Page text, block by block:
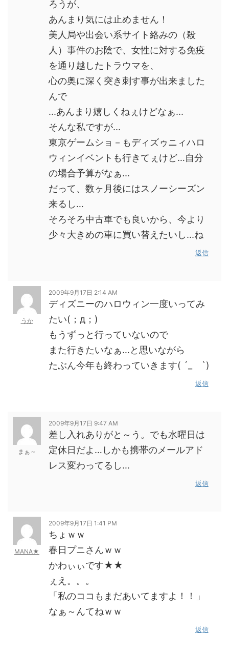
ろうが、
あんまり気には止めません！
美人局や出会い系サイト絡みの（殺
人）事件のお陰で、女性に対する免疫
を通り越したトラウマを、
心の奥に深く突き刺す事が出来ました
んで
...あんまり嬉しくねぇけどなぁ...
そんな私ですが...
東京ゲームショ－もディズゥニィハロ
ウィンイベントも行きてぇけど…自分
の場合予算がなぁ...
だって、数ヶ月後にはスノーシーズン
来るし…
そろそろ中古車でも良いから、今より
少々大きめの車に買い替えたいし...ね
返信
うか
2009年9月17日 2:14 AM
ディズニーのハロウィン一度いってみ
たい(；д；)
もうずっと行っていないので
また行きたいなぁ…と思いながら
たぶん今年も終わっていきます( ´_ゝ`)
返信
まぁ～
2009年9月17日 9:47 AM
差し入れありがと～う。でも水曜日は
定休日だよ…しかも携帯のメールアド
レス変わってるし…
返信
MANA★
2009年9月17日 1:41 PM
ちょｗｗ
春日プニさんｗｗ
かわぃぃです★★
ぇえ。。。
「私のココもまだあいてますよ！！」
なぁ～んてねｗｗ
返信